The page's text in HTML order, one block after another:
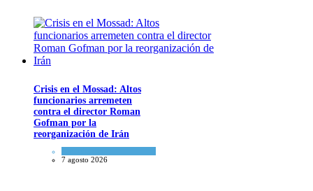
Crisis en el Mossad: Altos
funcionarios arremeten
contra el director Roman
Gofman por la
reorganización de Irán
7 agosto 2026